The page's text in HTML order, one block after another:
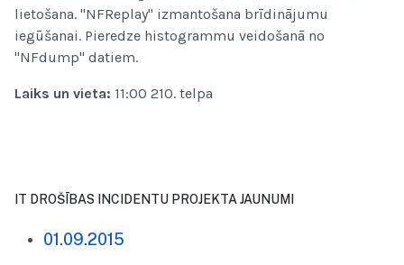
lietošana. "NFReplay" izmantošana brīdinājumu
iegūšanai. Pieredze histogrammu veidošanā no
"NFdump" datiem.
Laiks un vieta: 11:00 210. telpa
IT DROŠĪBAS INCIDENTU PROJEKTA JAUNUMI
01.09.2015